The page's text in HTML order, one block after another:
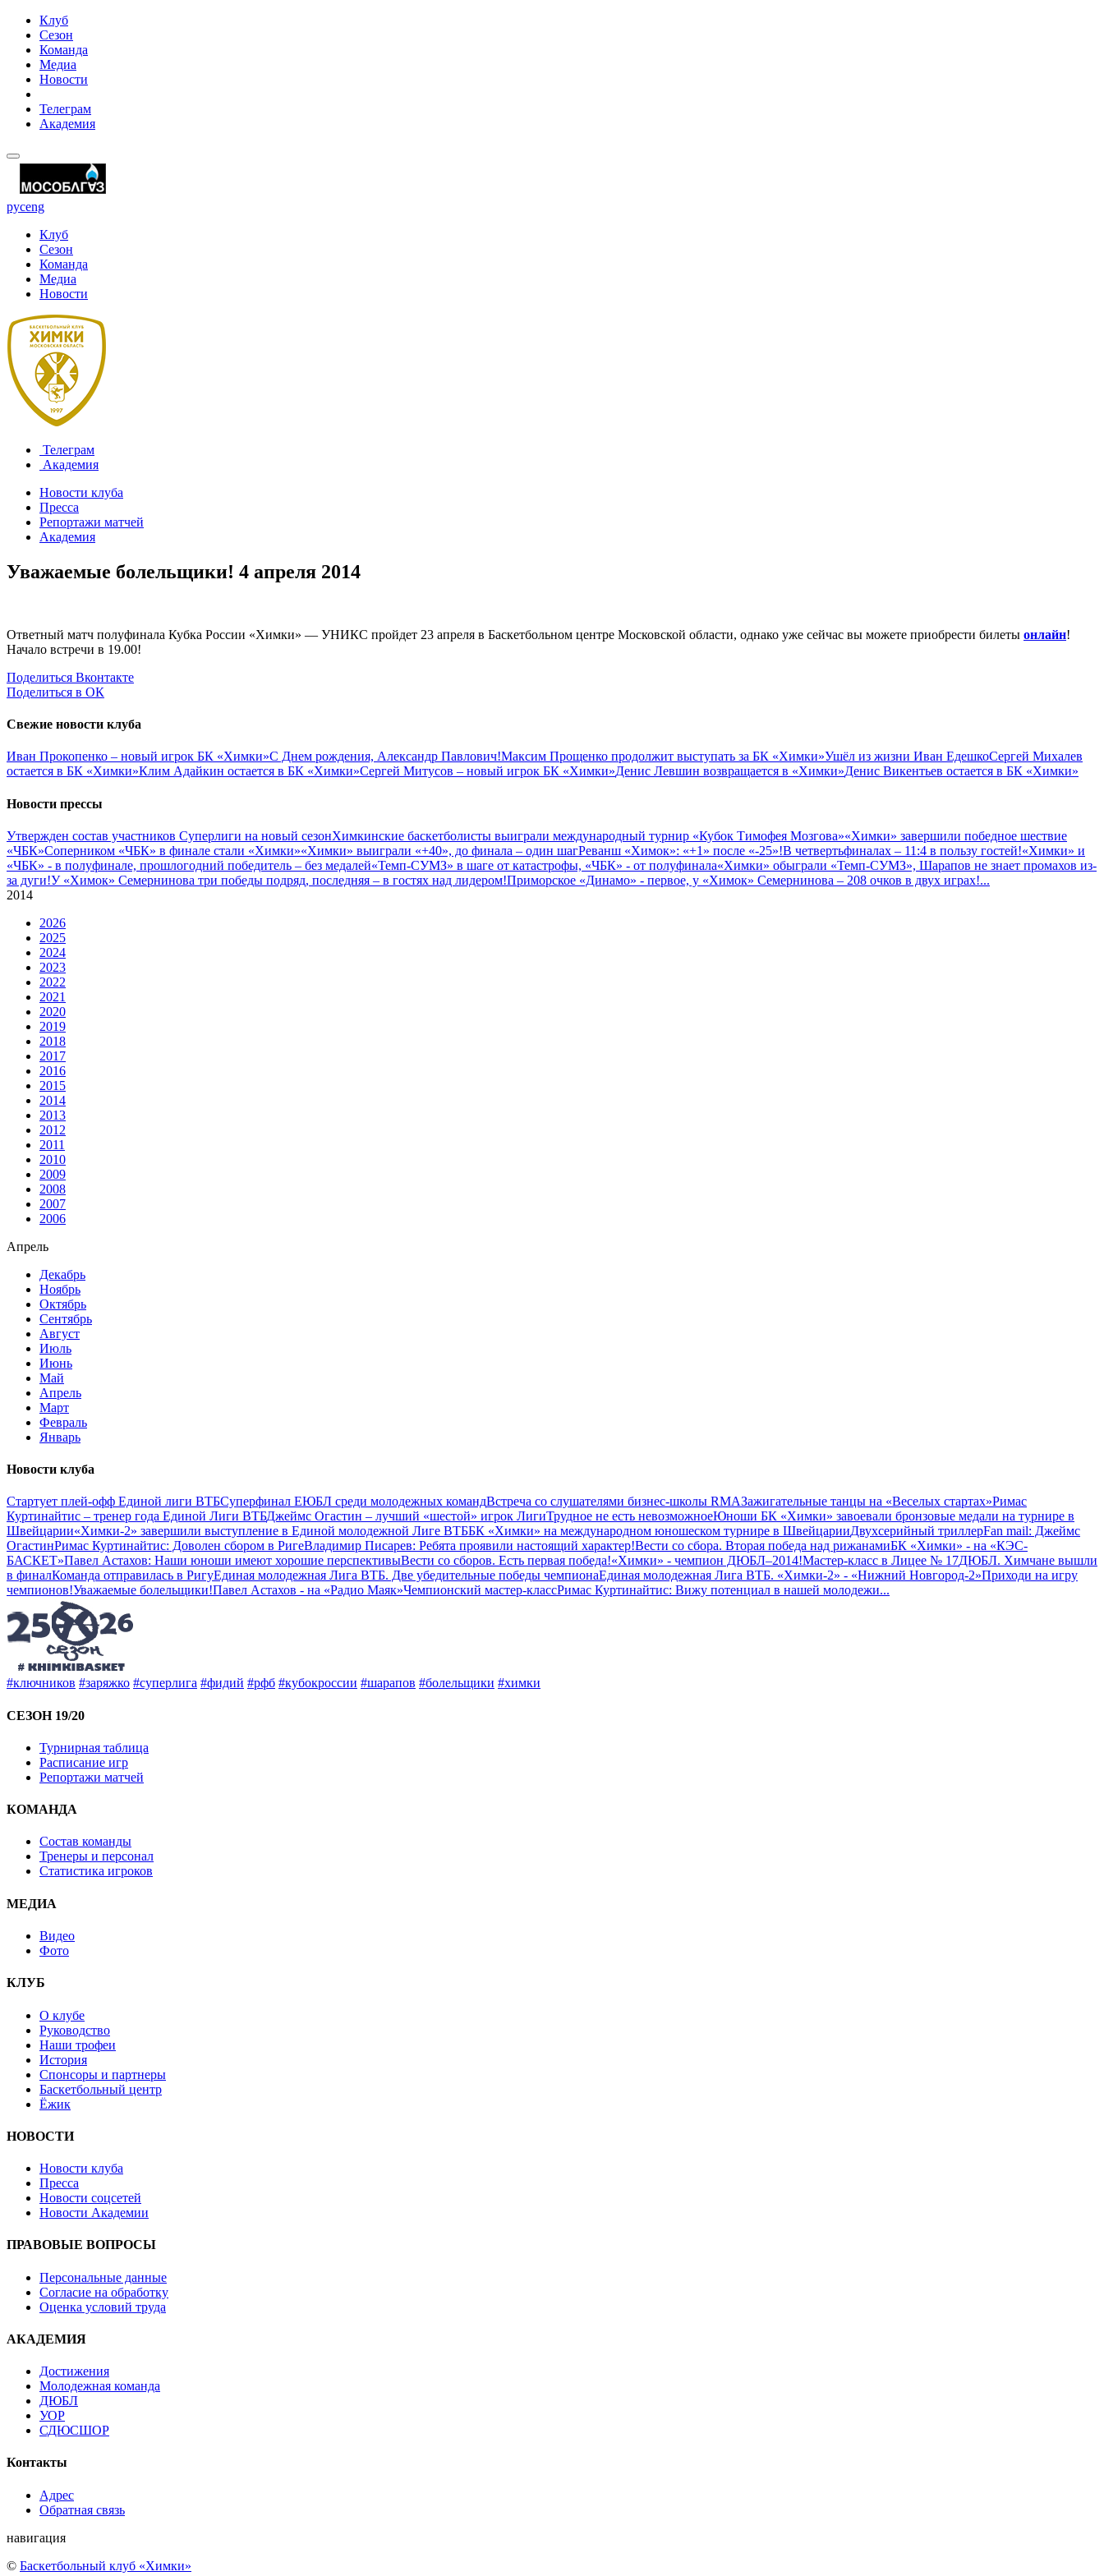
Клуб
Сезон
Команда
Медиа
Новости
Телеграм
Академия
русeng
Клуб
Сезон
Команда
Медиа
Новости
Телеграм
Академия
Новости клуба
Пресса
Репортажи матчей
Академия
Уважаемые болельщики! 4 апреля 2014
Ответный матч полуфинала Кубка России «Химки» — УНИКС пройдет 23 апреля в Баскетбольном центре Московской области, однако уже сейчас вы можете приобрести билеты онлайн!
Начало встречи в 19.00!
Поделиться Вконтакте
Поделиться в ОК
Свежие новости клуба
Иван Прокопенко – новый игрок БК «Химки»С Днем рождения, Александр Павлович!Максим Прощенко продолжит выступать за БК «Химки»Ушёл из жизни Иван ЕдешкоСергей Михалев
остается в БК «Химки»Клим Адайкин остается в БК «Химки»Сергей Митусов – новый игрок БК «Химки»Денис Левшин возвращается в «Химки»Денис Викентьев остается в БК «Химки»
Новости прессы
Утвержден состав участников Cуперлиги на новый сезонХимкинские баскетболисты выиграли международный турнир «Кубок Тимофея Мозгова»«Химки» завершили победное шествие
«ЧБК»Соперником «ЧБК» в финале стали «Химки»«Химки» выиграли «+40», до финала – один шагРеванш «Химок»: «+1» после «-25»!В четвертьфиналах – 11:4 в пользу гостей!«Химки» и
«ЧБК» - в полуфинале, прошлогодний победитель – без медалей«Темп-СУМЗ» в шаге от катастрофы, «ЧБК» - от полуфинала«Химки» обыграли «Темп-СУМЗ», Шарапов не знает промахов из-
за дуги!У «Химок» Семернинова три победы подряд, последняя – в гостях над лидером!Приморское «Динамо» - первое, у «Химок» Семернинова – 208 очков в двух играх!...
2014
2026
2025
2024
2023
2022
2021
2020
2019
2018
2017
2016
2015
2014
2013
2012
2011
2010
2009
2008
2007
2006
Апрель
Декабрь
Ноябрь
Октябрь
Сентябрь
Август
Июль
Июнь
Май
Апрель
Март
Февраль
Январь
Новости клуба
Стартует плей-офф Единой лиги ВТБСуперфинал ЕЮБЛ среди молодежных командВстреча со слушателями бизнес-школы RMAЗажигательные танцы на «Веселых стартах»Римас
Куртинайтис – тренер года Единой Лиги ВТБДжеймс Огастин – лучший «шестой» игрок ЛигиТрудное не есть невозможноеЮноши БК «Химки» завоевали бронзовые медали на турнире в
Швейцарии«Химки-2» завершили выступление в Единой молодежной Лиге ВТББК «Химки» на международном юношеском турнире в ШвейцарииДвухсерийный триллерFan mail: Джеймс
ОгастинРимас Куртинайтис: Доволен сбором в РигеВладимир Писарев: Ребята проявили настоящий характер!Вести со сбора. Вторая победа над рижанамиБК «Химки» - на «КЭС-
БАСКЕТ»Павел Астахов: Наши юноши имеют хорошие перспективыВести со сборов. Есть первая победа!«Химки» - чемпион ДЮБЛ–2014!Мастер-класс в Лицее № 17ДЮБЛ. Химчане вышли
в финалКоманда отправилась в РигуЕдиная молодежная Лига ВТБ. Две убедительные победы чемпионаЕдиная молодежная Лига ВТБ. «Химки-2» - «Нижний Новгород-2»Приходи на игру
чемпионов!Уважаемые болельщики!Павел Астахов - на «Радио Маяк»Чемпионский мастер-классРимас Куртинайтис: Вижу потенциал в нашей молодежи...
#ключников #заряжко #суперлига #фидий #рфб #кубокроссии #шарапов #болельщики #химки
СЕЗОН 19/20
Турнирная таблица
Расписание игр
Репортажи матчей
КОМАНДА
Состав команды
Тренеры и персонал
Статистика игроков
МЕДИА
Видео
Фото
КЛУБ
О клубе
Руководство
Наши трофеи
История
Спонсоры и партнеры
Баскетбольный центр
Ёжик
НОВОСТИ
Новости клуба
Пресса
Новости соцсетей
Новости Академии
ПРАВОВЫЕ ВОПРОСЫ
Персональные данные
Согласие на обработку
Оценка условий труда
АКАДЕМИЯ
Достижения
Молодежная команда
ДЮБЛ
УОР
СДЮСШОР
Контакты
Адрес
Обратная связь
навигация
© Баскетбольный клуб «Химки»